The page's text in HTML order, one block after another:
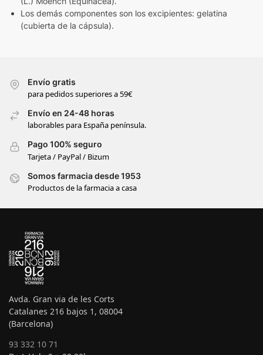
Los demás componentes son los excipientes: gelatina
(cubierta de la cápsula).
Envío gratis
para pedidos superiores a 59€
Envío en 24-48 horas
laborables para España península.
Pago 100% seguro
Tarjeta / PayPal / Bizum
Somos farmacia desde 1953
Productos de la farmacia a casa
Avda. Gran via de les Corts
Catalanes 216 bajos 1, 08004
(Barcelona)
93 332 10 71